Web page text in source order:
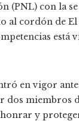
(PNL) con la se
al cordón de El
está
en vigor
dos miembros
y